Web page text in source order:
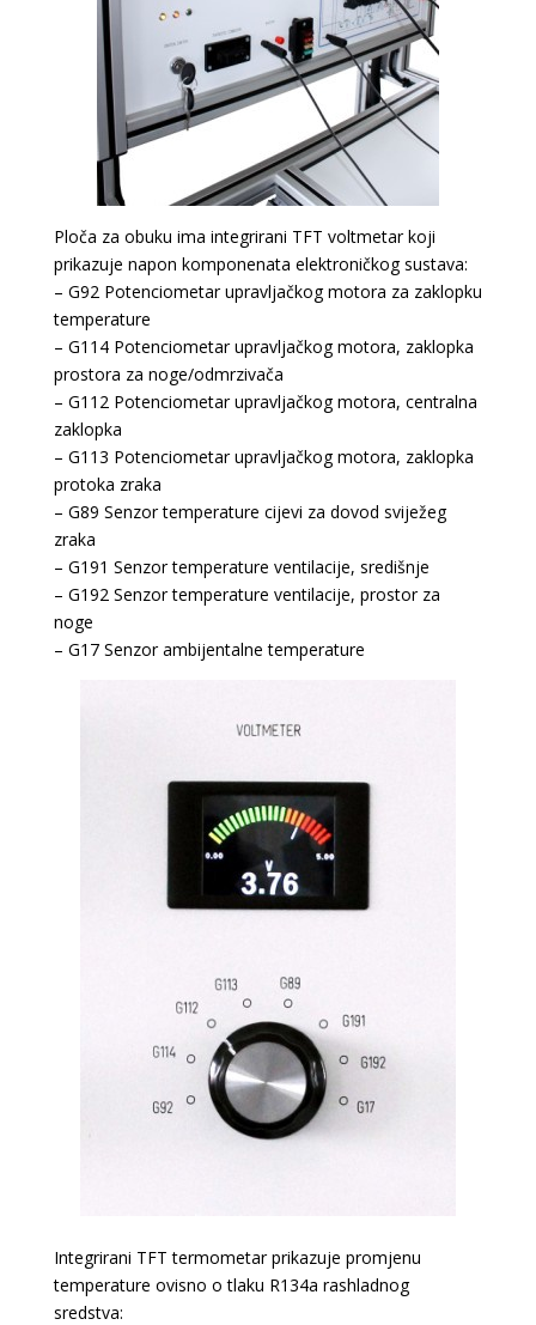
Ploča za obuku ima integrirani TFT voltmetar koji
prikazuje napon komponenata elektroničkog sustava:
– G92 Potenciometar upravljačkog motora za zaklopku
temperature
– G114 Potenciometar upravljačkog motora, zaklopka
prostora za noge/odmrzivača
– G112 Potenciometar upravljačkog motora, centralna
zaklopka
– G113 Potenciometar upravljačkog motora, zaklopka
protoka zraka
– G89 Senzor temperature cijevi za dovod sviježeg
zraka
– G191 Senzor temperature ventilacije, središnje
– G192 Senzor temperature ventilacije, prostor za
noge
– G17 Senzor ambijentalne temperature
Integrirani TFT termometar prikazuje promjenu
temperature ovisno o tlaku R134a rashladnog
sredstva: